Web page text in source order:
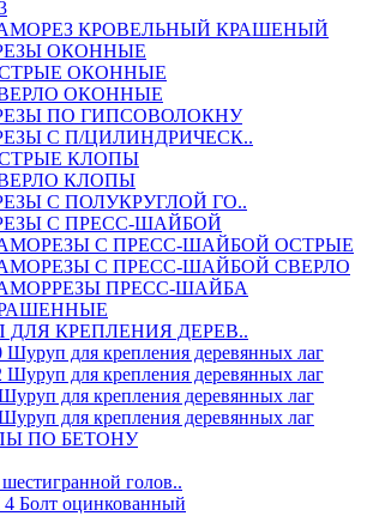
КРОВЕЛЬНЫЙ КРАШЕНЫЙ
ОКОННЫЕ
ОКОННЫЕ
ОКОННЫЕ
ПО ГИПСОВОЛОКНУ
С П/ЦИЛИНДРИЧЕСК..
КЛОПЫ
КЛОПЫ
С ПОЛУКРУГЛОЙ ГО..
С ПРЕСС-ШАЙБОЙ
С ПРЕСС-ШАЙБОЙ ОСТРЫЕ
С ПРЕСС-ШАЙБОЙ СВЕРЛО
ПРЕСС-ШАЙБА
ДЛЯ КРЕПЛЕНИЯ ДЕРЕВ..
Шуруп для крепления деревянных лаг
Шуруп для крепления деревянных лаг
для крепления деревянных лаг
для крепления деревянных лаг
ПО БЕТОНУ
голов..
Болт оцинкованный